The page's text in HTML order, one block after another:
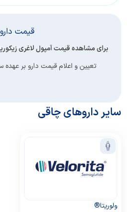
قیمت دارو
برای مشاهده قیمت آمپول لاغری
تعیین و اعلام قیمت دارو بر عهده
سایر داروهای چاقی
ولوریتا®